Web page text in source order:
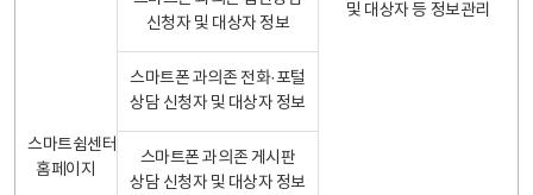
스마트쉼센터
홈페이지
및 대상자 등 정보관리
신청자 및 대상자 정보
스마트폰 과의존 전화·포털
상담 신청자 및 대상자 정보
스마트폰 과의존 게시판
상담 신청자 및 대상자 정보